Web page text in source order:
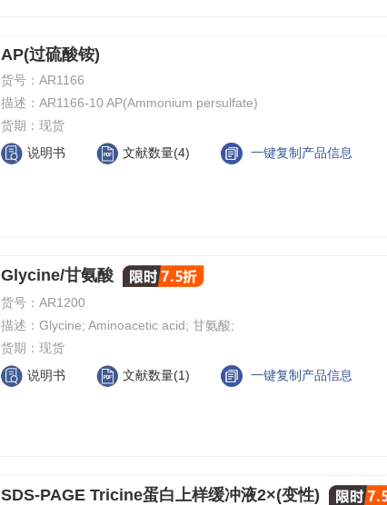
AP(过硫酸铵)
货号： AR1166
描述： AR1166-10 AP(Ammonium persulfate)
货期： 现货
说明书
文献数量(4) 一键复制产品信息
Glycine/甘氨酸
货号： AR1200
描述： Glycine; Aminoacetic acid; 甘氨酸;
货期： 现货
说明书
文献数量(1) 一键复制产品信息
SDS-PAGE Tricine蛋白上样缓冲液2×(变性)